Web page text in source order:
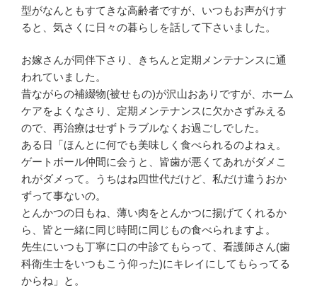
型がなんともすてきな高齢者ですが、いつもお声がけす
ると、気さくに日々の暮らしを話して下さいました。
お嫁さんが同伴下さり、きちんと定期メンテナンスに通
われていました。
昔ながらの補綴物(被せもの)が沢山おありですが、ホーム
ケアをよくなさり、定期メンテナンスに欠かさずみえる
ので、再治療はせずトラブルなくお過ごしでした。
ある日「ほんとに何でも美味しく食べられるのよねぇ。
ゲートボール仲間に会うと、皆歯が悪くてあれがダメこ
れがダメって。うちはね四世代だけど、私だけ違うおか
ずって事ないの。
とんかつの日もね、薄い肉をとんかつに揚げてくれるか
ら、皆と一緒に同じ時間に同じもの食べられますよ。
先生にいつも丁寧に口の中診てもらって、看護師さん(歯
科衛生士をいつもこう仰った)にキレイにしてもらってる
からね」と。